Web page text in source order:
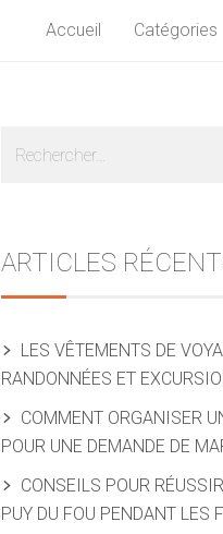
Accueil Catégories
Sidebar
ARTICLES
LES VÊTEMENTS DE
RANDONNÉES ET
COMMENT ORGANISER
POUR UNE DEMANDE DE
CONSEILS POUR
PUY DU FOU PENDANT LES